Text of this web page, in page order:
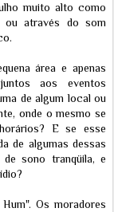
muito alto como
ou através do som
área e apenas
aos eventos
de algum local ou
onde o mesmo se
E se esse
de algumas dessas
sono tranqüila, e
Os moradores